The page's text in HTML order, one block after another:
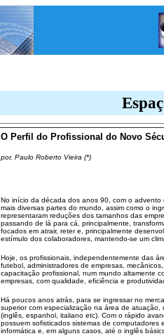
O Perfil do Profissional do Novo
por, Paulo Roberto Vieira (*)
No início da década dos anos 90, com o
mais diversas partes do mundo, assim como o
representaram reduções dos tamanhos das
passando de lá para cá, principalmente,
focados em atrair, reter e, principalmente
estímulo dos colaboradores, mantendo-se um
Hoje, os profissionais, independentemente das
futebol, administradores de empresas,
capacitação profissional, num mundo altamente
empresas, com qualidade, eficiência e
Há poucos anos atrás, para se ingressar no
superior com especialização na área de
(inglês, espanhol, italiano etc). Com o rápido
possuem sofisticados sistemas de
informática e, em alguns casos, até o inglês